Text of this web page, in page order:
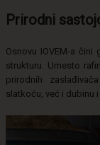
Prirodni
Osnovu IOVEM-a
strukturu. Umesto
prirodnih
slatkoću, već i dubinu